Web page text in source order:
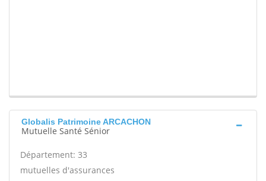
Globalis Patrimoine ARCACHON
Mutuelle Santé Sénior
Département: 33
mutuelles d'assurances